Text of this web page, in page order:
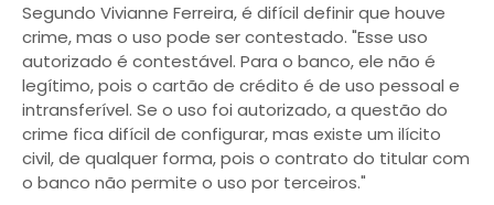
Segundo Vivianne Ferreira, é difícil definir que houve
crime, mas o uso pode ser contestado. "Esse uso
autorizado é contestável. Para o banco, ele não é
legítimo, pois o cartão de crédito é de uso pessoal e
intransferível. Se o uso foi autorizado, a questão do
crime fica difícil de configurar, mas existe um ilícito
civil, de qualquer forma, pois o contrato do titular com
o banco não permite o uso por terceiros."